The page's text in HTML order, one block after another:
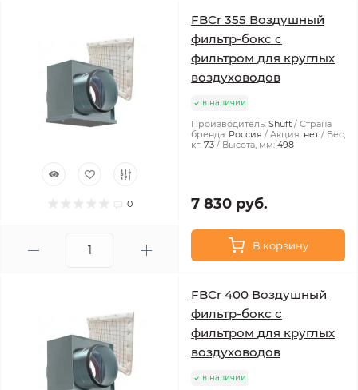
0
FBCr 355 Воздушный
фильтр-бокс с
фильтром для круглых
воздуховодов
в наличии
Производитель: Shuft
Страна
бренда: Россия Акция: нет
Вес,
кг: 7.3 Высота, мм: 498
7 830 руб.
В корзину
FBCr 400 Воздушный
фильтр-бокс с
фильтром для круглых
воздуховодов
в наличии